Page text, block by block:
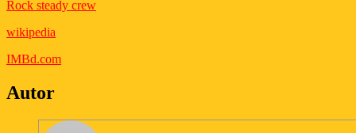
Rock steady crew
wikipedia
IMBd.com
Autor